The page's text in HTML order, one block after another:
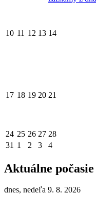
10 11 12 13 14
17 18 19 20 21
24 25 26 27 28
31 1 2 3 4
Aktuálne počasie
dnes, nedeľa 9. 8. 2026